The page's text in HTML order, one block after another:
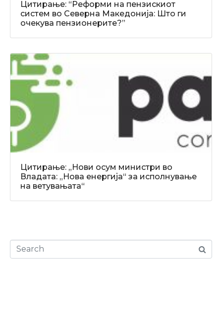
Цитирање: “Реформи на пензискиот
систем во Северна Македонија: Што ги
очекува пензионерите?”
Цитирање: „Нови осум министри во
Владата: „Нова енергија“ за исполнување
на ветувањата“